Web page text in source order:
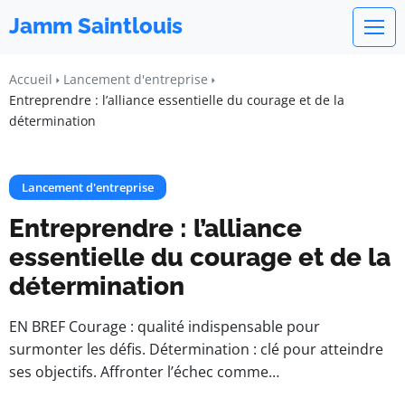
Jamm Saintlouis
Accueil
Lancement d'entreprise
Entreprendre : l’alliance essentielle du courage et de la
détermination
Lancement d'entreprise
Entreprendre : l’alliance
essentielle du courage et de la
détermination
EN BREF Courage : qualité indispensable pour
surmonter les défis. Détermination : clé pour atteindre
ses objectifs. Affronter l’échec comme…